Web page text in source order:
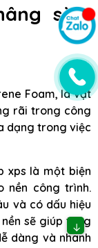
sàn,
Foam, là vật
rãi trong công
dạng trong việc
xps là một biện
nền công trình.
và có dấu hiệu
sẽ giúp tăng
dàng và nhanh
↓